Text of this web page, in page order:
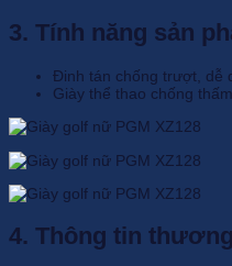
3. Tính năng sản
Đinh tán chống trượt, dễ
Giày thể thao chống
4. Thông tin